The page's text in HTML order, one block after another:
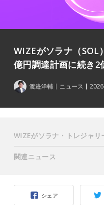
WIZEがソラナ（SOL
億円調達計画に続き2
渡邉洋輔 ニュース
シェア
WIZEがソラナ・トレジャリ
関連ニュース